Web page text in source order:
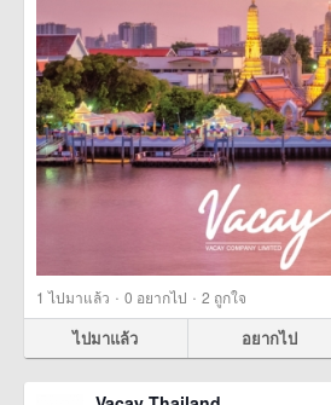
1 ไปมาแล้ว · 0 อยากไป · 2 ถูกใจ
ไปมาแล้ว อยากไป